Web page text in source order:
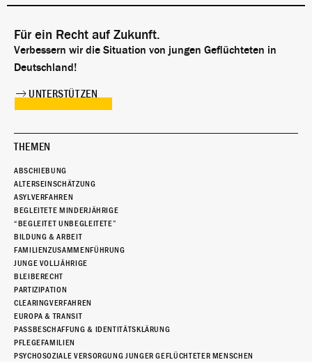
Für ein Recht auf Zukunft.
Verbessern wir die Situation von jungen Geflüchteten in
Deutschland!
UNTERSTÜTZEN
THEMEN
ABSCHIEBUNG
ALTERSEINSCHÄTZUNG
ASYLVERFAHREN
BEGLEITETE MINDERJÄHRIGE
“BEGLEITET UNBEGLEITETE”
BILDUNG & ARBEIT
FAMILIENZUSAMMENFÜHRUNG
JUNGE VOLLJÄHRIGE
BLEIBERECHT
PARTIZIPATION
CLEARINGVERFAHREN
EUROPA & TRANSIT
PASSBESCHAFFUNG & IDENTITÄTSKLÄRUNG
PFLEGEFAMILIEN
PSYCHOSOZIALE VERSORGUNG JUNGER GEFLÜCHTETER MENSCHEN